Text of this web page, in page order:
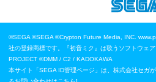
©SEGA ©SEGA ©Crypton Future Media, INC.
社の登録商標です。『初音ミク』は歌うソフトウェア
PROJECT ©DMM / C2 / KADOKAWA
本サイト「SEGA ID管理ページ」は、株式会社セガ